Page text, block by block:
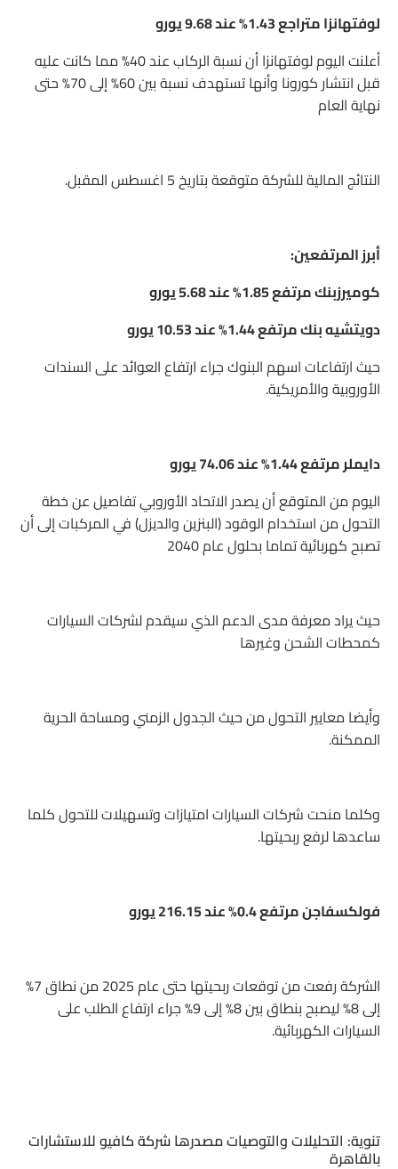
لوفتهانزا متراجع 1.43% عند 9.68 يورو
أعلنت اليوم لوفتهانزا أن نسبة الركاب عند 40% مما كانت عليه
قبل انتشار كورونا وأنها تستهدف نسبة بين 60% إلى 70% حتى
نهاية العام
النتائج المالية للشركة متوقعة بتاريخ 5 اغسطس المقبل.
أبرز المرتفعين:
كوميرزبنك مرتفع 1.85% عند 5.68 يورو
دويتشيه بنك مرتفع 1.44% عند 10.53 يورو
حيث ارتفاعات اسهم البنوك جراء ارتفاع العوائد على السندات
الأوروبية والأمريكية.
دايملر مرتفع 1.44% عند 74.06 يورو
اليوم من المتوقع أن يصدر الاتحاد الأوروبي تفاصيل عن خطة
التحول من استخدام الوقود (البنزين والديزل) في المركبات إلى أن
تصبح كهربائية تماما بحلول عام 2040
حيث يراد معرفة مدى الدعم الذي سيقدم لشركات السيارات
كمحطات الشحن وغيرها
وأيضا معايير التحول من حيث الجدول الزمني ومساحة الحرية
الممكنة.
وكلما منحت شركات السيارات امتيازات وتسهيلات للتحول كلما
ساعدها لرفع ربحيتها.
فولكسفاجن مرتفع 0.4% عند 216.15 يورو
الشركة رفعت من توقعات ربحيتها حتى عام 2025 من نطاق 7%
إلى 8% ليصبح بنطاق بين 8% إلى 9% جراء ارتفاع الطلب على
السيارات الكهربائية.
تنوية: التحليلات والتوصيات مصدرها شركة كافيو للاستشارات
بالقاهرة